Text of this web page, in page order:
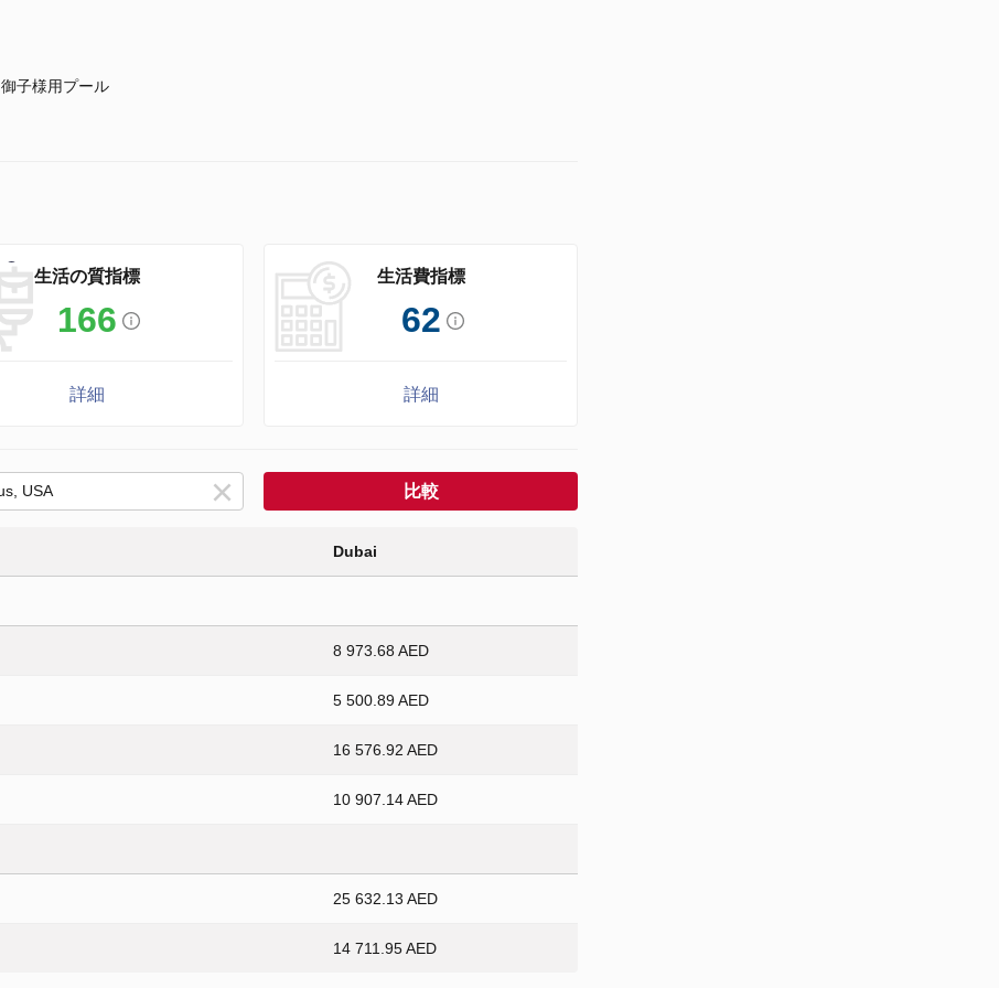
御子様用プール
生活の質指標
166
詳細
生活費指標
62
詳細
比較
Dubai
8 973.68 AED
5 500.89 AED
16 576.92 AED
10 907.14 AED
25 632.13 AED
14 711.95 AED